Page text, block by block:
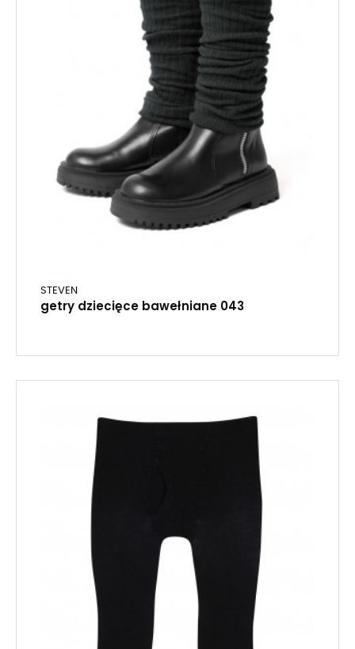
STEVEN
getry dziecięce bawełniane 043